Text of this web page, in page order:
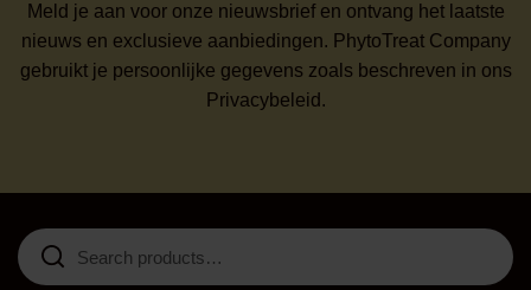
Meld je aan voor onze nieuwsbrief en ontvang het laatste
nieuws en exclusieve aanbiedingen. PhytoTreat Company
gebruikt je persoonlijke gegevens zoals beschreven in ons
Privacybeleid.
Search
for: